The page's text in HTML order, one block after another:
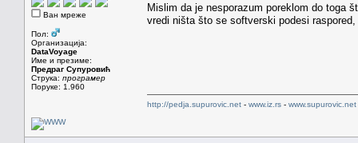
Ван мреже
Пол:
Организација:
DataVoyage
Име и презиме:
Предраг Супуровић
Струка: програмер
Поруке: 1.960
Mislim da je nesporazum poreklom do toga
vredi ništa što se softverski podesi
http://pedja.supurovic.net - www.iz.rs - www.supurovic.net